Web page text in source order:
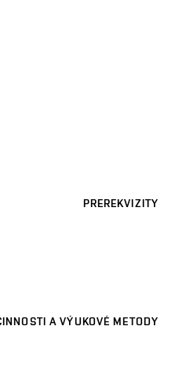
PREREKVIZITY
A VÝUKOVÉ METODY